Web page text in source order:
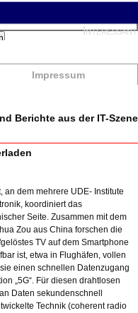
Impressum
Berichte aus der IT-Szene
an dem mehrere UDE- Institute
koordiniert das
Seite. Zusammen mit dem
Zou aus China forschen die
TV auf dem Smartphone
ist, etwa in Flughäfen, vollen
einen schnellen Datenzugang
„5G“. Für diesen drahtlosen
Daten sekundenschnell
Technik (coherent radio